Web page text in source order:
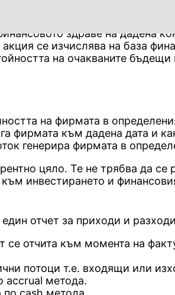
здраве на дадена
се изчислява на база
на очакваните бъдещи
на фирмата в
фирмата към дадена дата и
генерира фирмата в
цяло. Те не трябва да се
инвестирането и финансовия
отчет за приходи и
се отчита към момента на
потоци т.е. входящи или
accrual метода.